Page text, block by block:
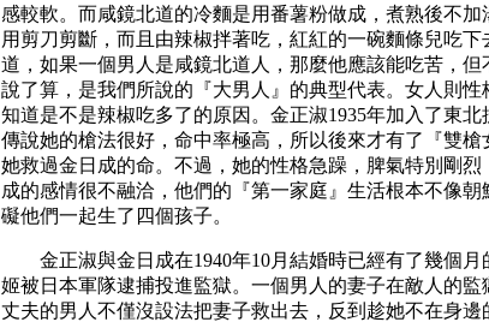
感較軟。而咸鏡北道的冷麵是用番薯粉做成，煮熟後不
用剪刀剪斷，而且由辣椒拌著吃，紅紅的一碗麵條兒吃
道，如果一個男人是咸鏡北道人，那麼他應該能吃苦，
說了算，是我們所說的『大男人』的典型代表。女人則
知道是不是辣椒吃多了的原因。金正淑1935年加入了東
傳說她的槍法很好，命中率極高，所以後來才有了『雙槍
她救過金日成的命。不過，她的性格急躁，脾氣特別剛
成的感情很不融洽，他們的『第一家庭』生活根本不像
礙他們一起生了四個孩子。
金正淑與金日成在1940年10月結婚時已經有了幾個月
姬被日本軍隊逮捕投進監獄。一個男人的妻子在敵人的
丈夫的男人不僅沒設法把妻子救出去，反到趁她不在身